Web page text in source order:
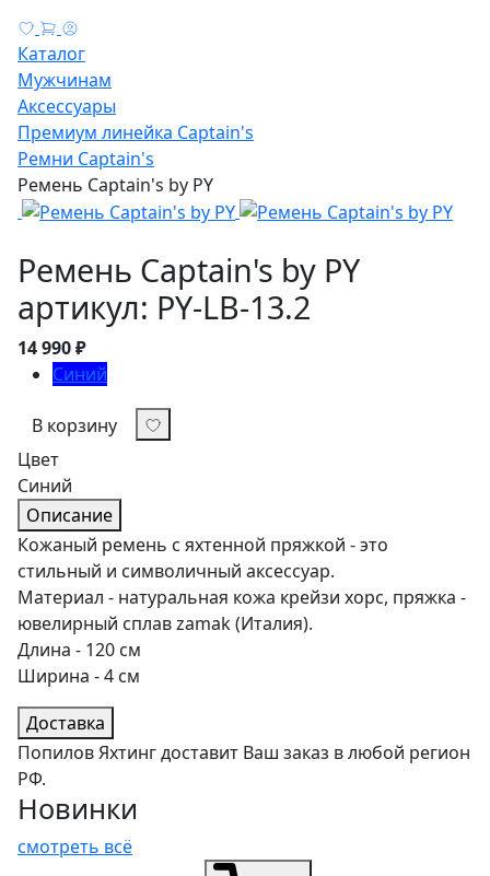
Каталог
Мужчинам
Аксессуары
Премиум линейка Captain's
Ремни Captain's
Ремень Captain's by PY
Ремень Captain's by PY
артикул: PY-LB-13.2
14 990 ₽
Синий
В корзину
Цвет
Синий
Описание
Кожаный ремень с яхтенной пряжкой - это
стильный и символичный аксессуар.
Материал - натуральная кожа крейзи хорс, пряжка -
ювелирный сплав zamak (Италия).
Длина - 120 см
Ширина - 4 см
Доставка
Попилов Яхтинг доставит Ваш заказ в любой регион
РФ.
Новинки
смотреть всё